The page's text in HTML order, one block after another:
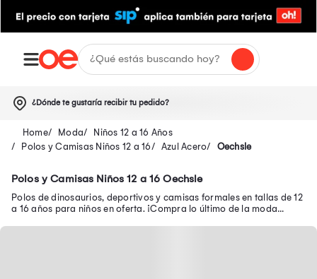
¿Dónde te gustaría recibir tu pedido?
Moda
Niños 12 a 16 Años
Polos y Camisas Niños 12 a 16
Azul Acero Oechsle
Polos y Camisas Niños 12 a 16 Oechsle
Polos de dinosaurios, deportivos y camisas formales en tallas de 12
a 16 años para niños en oferta. ¡Compra lo último de la moda